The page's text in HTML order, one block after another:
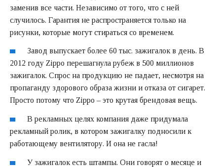
заменив все части. Независимо от того, что с ней
случилось. Гарантия не распространяется только на
рисунки, которые могут стираться со временем.
Завод выпускает более 60 тыс. зажигалок в день. В
2012 году Zippo перешагнула рубеж в 500 миллионов
зажигалок. Спрос на продукцию не падает, несмотря на
пропаганду здорового образа жизни и отказа от сигарет.
Просто потому что Zippo – это крутая брендовая вещь.
В рекламных целях компания даже придумала
рекламный ролик, в котором зажигалку подносили к
работающему вентилятору. И она не гасла!
У зажигалок есть штампы. Они говорят о месяце и